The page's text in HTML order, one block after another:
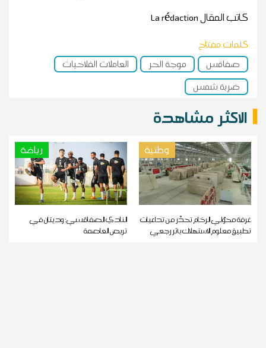
كاتب المقالLa rédaction
كلمات مفتاح
صفاقس
موجة الحر
العاملات الفلاحيات
ضربة شمس
الاكثر مشاهدة
وطنية
غرفة محوّلي الرخام تحذّر من تداعيات
تطبيق معلوم الاستهلاك بأثر رجعي
رياضة
النادي الصفاقسي: وديتان في
تربص العاصمة